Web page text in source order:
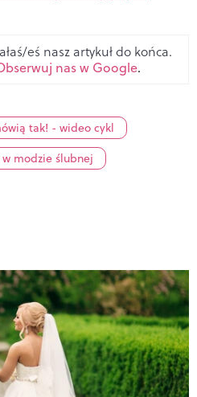
eś nasz artykuł do końca.
nas w Google.
tak! - wideo cykl
modzie ślubnej